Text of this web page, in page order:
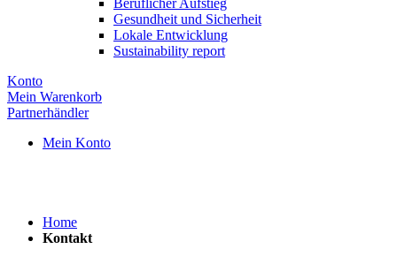
Beruflicher Aufstieg
Gesundheit und Sicherheit
Lokale Entwicklung
Sustainability report
Konto
Mein Warenkorb
Partnerhändler
Mein Konto
Home
Kontakt